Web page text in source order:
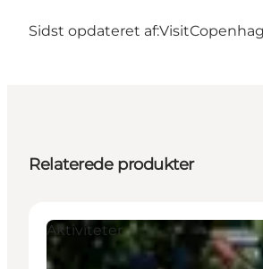
Sidst opdateret af:
Relaterede produkter
Aktiviteter